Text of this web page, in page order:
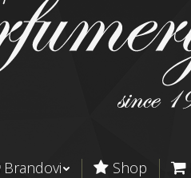
Brandovi Shop